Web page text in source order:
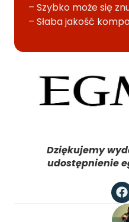
– Szybko może się
– Słaba jakość
Dziękujemy
udostępnienie